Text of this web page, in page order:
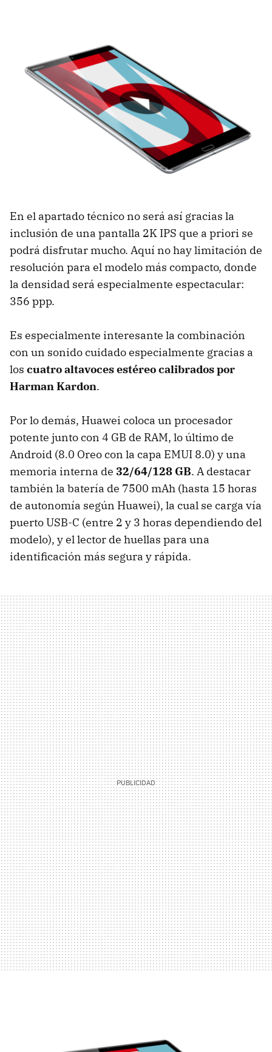
En el apartado técnico no será así gracias la
inclusión de una pantalla 2K IPS que a priori se
podrá disfrutar mucho. Aquí no hay limitación de
resolución para el modelo más compacto, donde
la densidad será especialmente espectacular:
356 ppp.
Es especialmente interesante la combinación
con un sonido cuidado especialmente gracias a
los cuatro altavoces estéreo calibrados por
Harman Kardon.
Por lo demás, Huawei coloca un procesador
potente junto con 4 GB de RAM, lo último de
Android (8.0 Oreo con la capa EMUI 8.0) y una
memoria interna de 32/64/128 GB. A destacar
también la batería de 7500 mAh (hasta 15 horas
de autonomía según Huawei), la cual se carga vía
puerto USB-C (entre 2 y 3 horas dependiendo del
modelo), y el lector de huellas para una
identificación más segura y rápida.